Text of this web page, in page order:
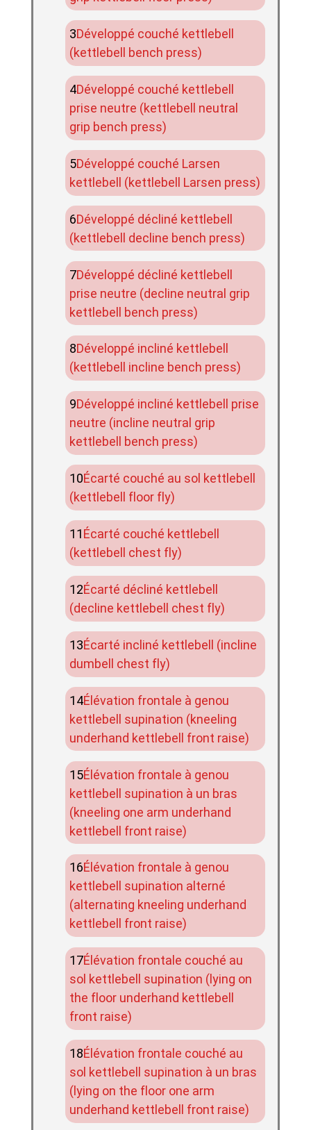
Développé couché kettlebell
(kettlebell bench press)
Développé couché kettlebell
prise neutre (kettlebell neutral
grip bench press)
Développé couché Larsen
kettlebell (kettlebell Larsen press)
Développé décliné kettlebell
(kettlebell decline bench press)
Développé décliné kettlebell
prise neutre (decline neutral grip
kettlebell bench press)
Développé incliné kettlebell
(kettlebell incline bench press)
Développé incliné kettlebell prise
neutre (incline neutral grip
kettlebell bench press)
Écarté couché au sol kettlebell
(kettlebell floor fly)
Écarté couché kettlebell
(kettlebell chest fly)
Écarté décliné kettlebell
(decline kettlebell chest fly)
Écarté incliné kettlebell (incline
dumbell chest fly)
Élévation frontale à genou
kettlebell supination (kneeling
underhand kettlebell front raise)
Élévation frontale à genou
kettlebell supination à un bras
(kneeling one arm underhand
kettlebell front raise)
Élévation frontale à genou
kettlebell supination alterné
(alternating kneeling underhand
kettlebell front raise)
Élévation frontale couché au
sol kettlebell supination (lying on
the floor underhand kettlebell
front raise)
Élévation frontale couché au
sol kettlebell supination à un bras
(lying on the floor one arm
underhand kettlebell front raise)